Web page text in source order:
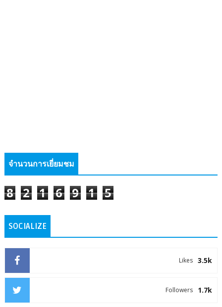
จำนวนการเยี่ยมชม
8 2 1 6 9 1 5
SOCIALIZE
3.5k
Likes
1.7k
Followers